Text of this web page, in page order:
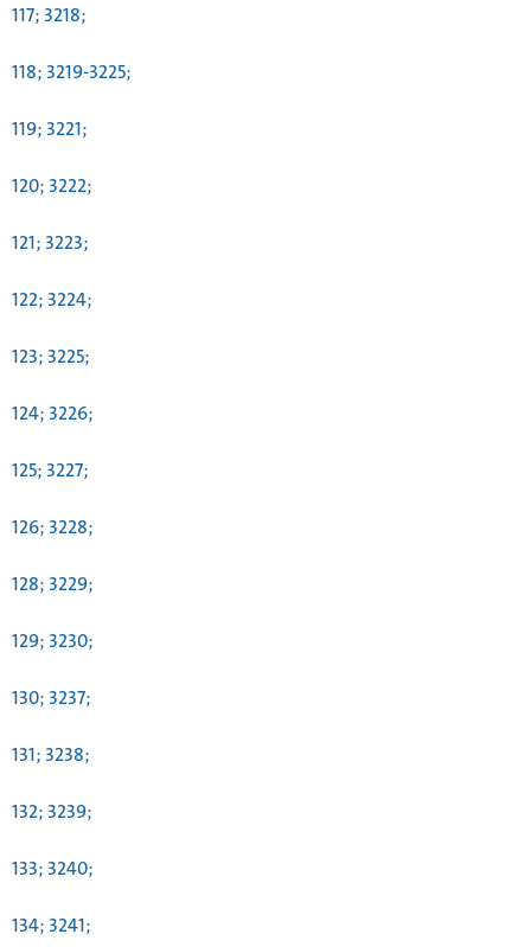
117; 3218;
118; 3219-3225;
119; 3221;
120; 3222;
121; 3223;
122; 3224;
123; 3225;
124; 3226;
125; 3227;
126; 3228;
128; 3229;
129; 3230;
130; 3237;
131; 3238;
132; 3239;
133; 3240;
134; 3241;